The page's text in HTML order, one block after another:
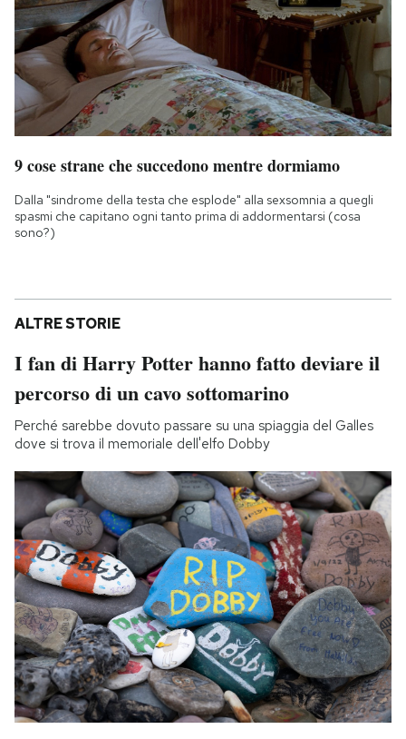
9 cose strane che succedono mentre dormiamo
Dalla "sindrome della testa che esplode" alla sexsomnia a quegli
spasmi che capitano ogni tanto prima di addormentarsi (cosa
sono?)
ALTRE STORIE
I fan di Harry Potter hanno fatto deviare il
percorso di un cavo sottomarino
Perché sarebbe dovuto passare su una spiaggia del Galles
dove si trova il memoriale dell'elfo Dobby